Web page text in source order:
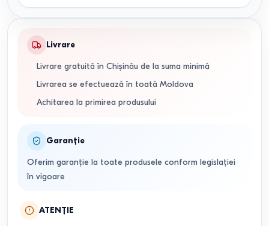
Livrare
Livrare gratuită în Chișinău de la suma minimă
Livrarea se efectuează în toată Moldova
Achitarea la primirea produsului
Garanție
Oferim garanție la toate produsele conform legislației
în vigoare
ATENȚIE